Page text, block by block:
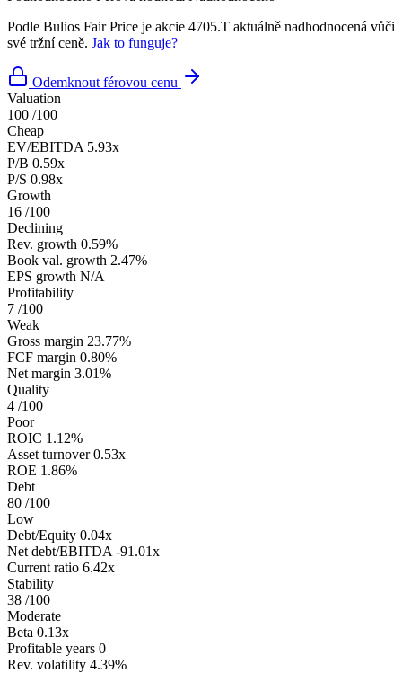
Podle Bulios Fair Price je akcie 4705.T aktuálně nadhodnocená vůči
své tržní ceně. Jak to funguje?
Odemknout férovou cenu
Valuation
100 /100
Cheap
EV/EBITDA 5.93x
P/B 0.59x
P/S 0.98x
Growth
16 /100
Declining
Rev. growth 0.59%
Book val. growth 2.47%
EPS growth N/A
Profitability
7 /100
Weak
Gross margin 23.77%
FCF margin 0.80%
Net margin 3.01%
Quality
4 /100
Poor
ROIC 1.12%
Asset turnover 0.53x
ROE 1.86%
Debt
80 /100
Low
Debt/Equity 0.04x
Net debt/EBITDA -91.01x
Current ratio 6.42x
Stability
38 /100
Moderate
Beta 0.13x
Profitable years 0
Rev. volatility 4.39%